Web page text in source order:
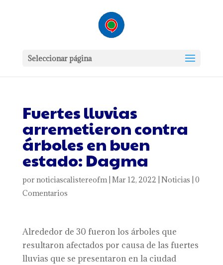
Seleccionar página
Fuertes lluvias
arremetieron contra
árboles en buen
estado: Dagma
por noticiascalistereofm| Mar 12, 2022 Noticias 0
Comentarios
Alrededor de 30 fueron los árboles que
resultaron afectados por causa de las fuertes
lluvias que se presentaron en la ciudad